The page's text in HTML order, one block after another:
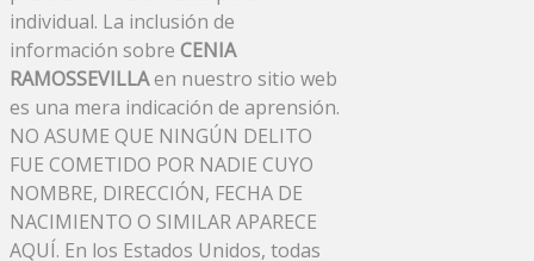
individual. La inclusión de
información sobre CENIA
RAMOSSEVILLAen nuestro sitio web
es una mera indicación de aprensión.
NO ASUME QUE NINGÚN DELITO
FUE COMETIDO POR NADIE CUYO
NOMBRE, DIRECCIÓN, FECHA DE
NACIMIENTO O SIMILAR APARECE
AQUÍ. En los Estados Unidos, todas